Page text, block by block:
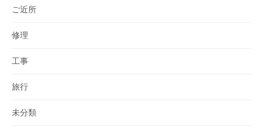
ご近所
修理
工事
旅行
未分類